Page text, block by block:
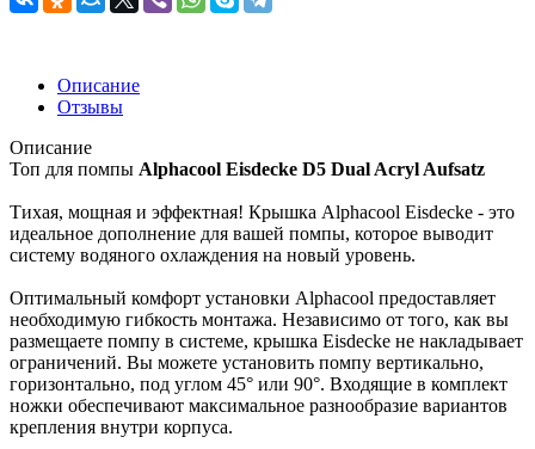
Описание
Отзывы
Описание
Топ для помпы Alphacool Eisdecke D5 Dual Acryl Aufsatz
Тихая, мощная и эффектная! Крышка Alphacool Eisdecke - это
идеальное дополнение для вашей помпы, которое выводит
систему водяного охлаждения на новый уровень.
Оптимальный комфорт установки Alphacool предоставляет
необходимую гибкость монтажа. Независимо от того, как вы
размещаете помпу в системе, крышка Eisdecke не накладывает
ограничений. Вы можете установить помпу вертикально,
горизонтально, под углом 45° или 90°. Входящие в комплект
ножки обеспечивают максимальное разнообразие вариантов
крепления внутри корпуса.